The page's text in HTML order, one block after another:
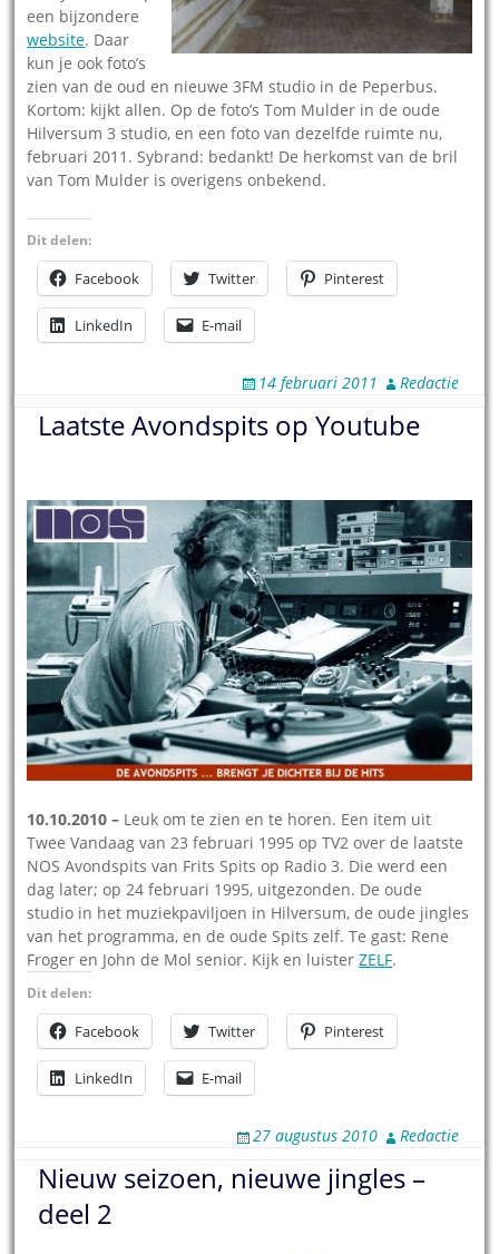
een bijzondere
website. Daar
kun je ook foto’s
zien van de oud en nieuwe 3FM studio in de Peperbus.
Kortom: kijkt allen. Op de foto’s Tom Mulder in de oude
Hilversum 3 studio, en een foto van dezelfde ruimte nu,
februari 2011. Sybrand: bedankt! De herkomst van de bril
van Tom Mulder is overigens onbekend.
Dit delen:
Facebook Twitter Pinterest
LinkedIn E-mail
14 februari 2011 Redactie
Laatste Avondspits op Youtube
10.10.2010 – Leuk om te zien en te horen. Een item uit
Twee Vandaag van 23 februari 1995 op TV2 over de laatste
NOS Avondspits van Frits Spits op Radio 3. Die werd een
dag later; op 24 februari 1995, uitgezonden. De oude
studio in het muziekpaviljoen in Hilversum, de oude jingles
van het programma, en de oude Spits zelf. Te gast: Rene
Froger en John de Mol senior. Kijk en luisterZELF.
Dit delen:
Facebook Twitter Pinterest
LinkedIn E-mail
27 augustus 2010 Redactie
Nieuw seizoen, nieuwe jingles –
deel 2